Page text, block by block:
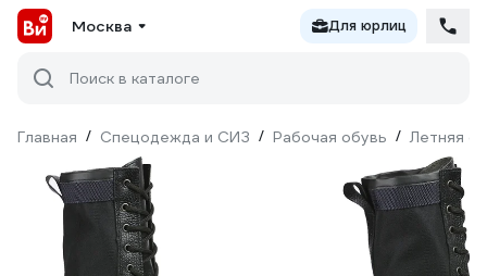
Москва Для юрлиц
Поиск в каталоге
Главная / Спецодежда и СИЗ / Рабочая обувь / Летняя